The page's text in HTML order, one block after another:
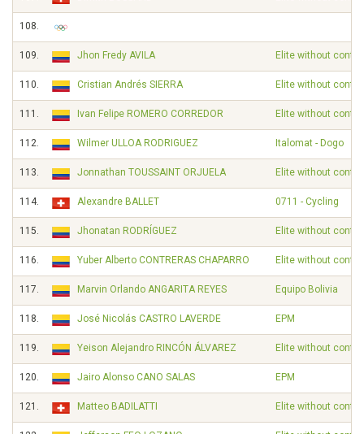
108.
109. Jhon Fredy AVILA Elite without
110. Cristian Andrés SIERRA Elite without
111. Ivan Felipe ROMERO CORREDOR Elite without
112. Wilmer ULLOA RODRIGUEZ Italomat - Dogo
113. Jonnathan TOUSSAINT ORJUELA Elite without
114. Alexandre BALLET 0711 - Cycling
115. Jhonatan RODRÍGUEZ Elite without
116. Yuber Alberto CONTRERAS CHAPARRO Elite without
117. Marvin Orlando ANGARITA REYES Equipo Bolivia
118. José Nicolás CASTRO LAVERDE EPM
119. Yeison Alejandro RINCÓN ÁLVAREZ Elite without
120. Jairo Alonso CANO SALAS EPM
121. Matteo BADILATTI Elite without